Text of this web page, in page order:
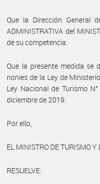
Que la Dirección General
ADMINISTRATIVA del
de su competencia.
Que la presente medida
nonies de la Ley de
Ley Nacional de Turismo
diciembre de 2019.
Por ello,
EL MINISTRO DE TURISMO Y
RESUELVE: